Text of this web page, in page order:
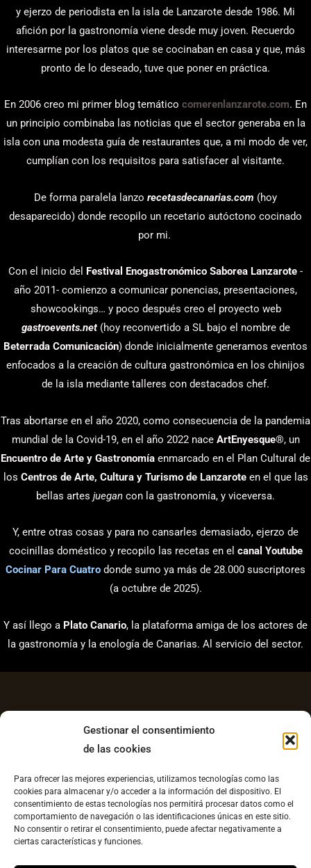
Gestionar el consentimiento
de las cookies
Para ofrecer las mejores experiencias, utilizamos tecnologías como las
cookies para almacenar y/o acceder a la información del dispositivo. El
consentimiento de estas tecnologías nos permitirá procesar datos como el
comportamiento de navegación o las identificaciones únicas en este sitio.
No consentir o retirar el consentimiento, puede afectar negativamente a
ciertas características y funciones.
y ejerzo de periodista en la isla de Lanzarote desde 1986. Mi
afición por la gastronomía viene desde muy joven. Recuerdo
interesarme por los platos que se cocinaban en casa y que, más
pronto de lo deseado, tuve que poner en práctica.
En 2006 creo mi primer blog temático comerenlanzarote.com. En
un principio combinaba las noticias que el sector generaba en la
isla con una modesta guía de restaurantes que, a mi modo de ver,
cumplían con los requisitos para satisfacer al visitante.
De forma paralela lanzo recetasdecanarias.com (hoy
desaparecido) donde recopilo un recetario autóctono cocinado
por mi.
Con el inicio del Festival Enogastronómico Saborea Lanzarote -
año 2011- comienzo a comunicar ponencias, presentaciones,
showcookings… y poco después creo el proyecto web
gastroevents.net(hoy reconvertido a SL bajo el nombre de
Beterrada Comunicación) donde inicialmente generamos eventos
enfocados a la creación de cultura gastronómica en los chinijos
de la isla mediante talleres con destacados chef.
Tras abortarse en el año 2020, como consecuencia de la pandemia
mundial de la Covid-19, en el año 2022 nace ArtEnyesque®, un
Encuentro de Arte y Gastronomía enmarcado en el Plan Cultural de
los Centros de Arte, Cultura y Turismo de Lanzaroteen el que las
bellas artes juegan con la gastronomía, y viceversa.
Y, entre otras cosas y para no cansarles demasiado, ejerzo de
cocinillas doméstico y recopilo las recetas en el canal Youtube
Cocinar Para Cuatro donde sumo ya más de 28.000 suscriptores
(a octubre de 2025).
Y así llego a Plato Canario, la plataforma amiga de los actores de
la gastronomía y la enología de Canarias. Al servicio del sector.
Política de Privacidad
Contacto
Política de cookies UE